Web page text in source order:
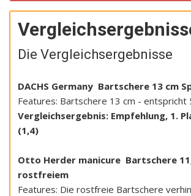
Die Vergleichsergebnisse
DACHS Germany Bartschere 13 cm
Features: Bartschere 13 cm - entspricht
Vergleichsergebnis: Empfehlung, 1.
(1,4)
Otto Herder manicure Bartschere
rostfreiem
Features: Die rostfreie Bartschere